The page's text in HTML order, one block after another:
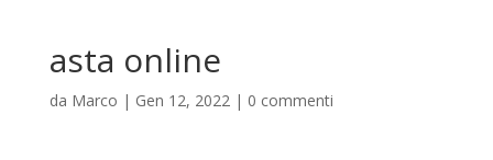
asta online
da Marco | Gen 12, 2022| 0 commenti